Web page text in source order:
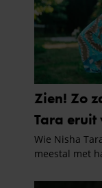
partners kunnen
informatie die u
verzameld op
gaat akkoord